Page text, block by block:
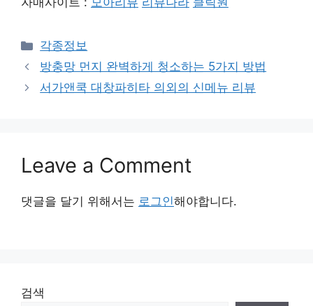
Categories
각종정보
방충망 먼지 완벽하게 청소하는 5가지 방법
서가앤쿡 대창파히타 의외의 신메뉴 리뷰
Leave a Comment
댓글을 달기 위해서는 로그인해야합니다.
검색